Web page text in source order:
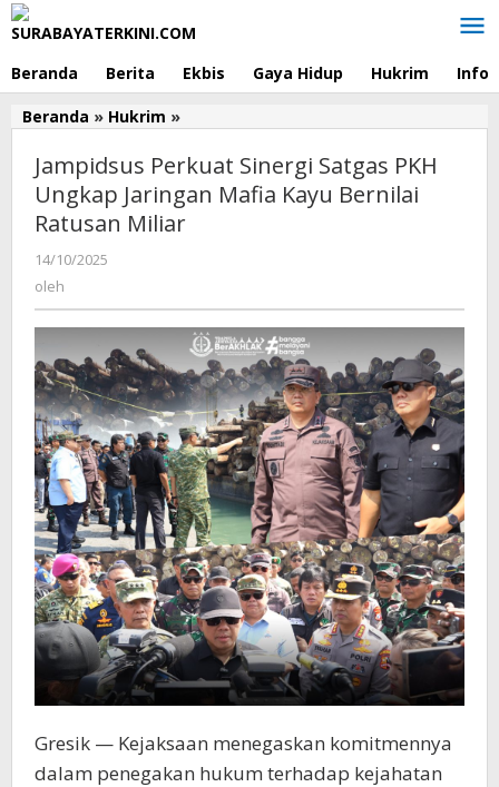
Lewati
ke
Beranda Berita Ekbis Gaya Hidup Hukrim Info
Beranda » Hukrim »
Sinergi
Satgas
PKH
Kayu
Bernilai
Ratusan
Miliar
Jampidsus Perkuat Sinergi Satgas PKH
Ungkap Jaringan Mafia Kayu Bernilai
Ratusan Miliar
14/10/2025
oleh
Gresik — Kejaksaan menegaskan komitmennya
dalam penegakan hukum terhadap kejahatan